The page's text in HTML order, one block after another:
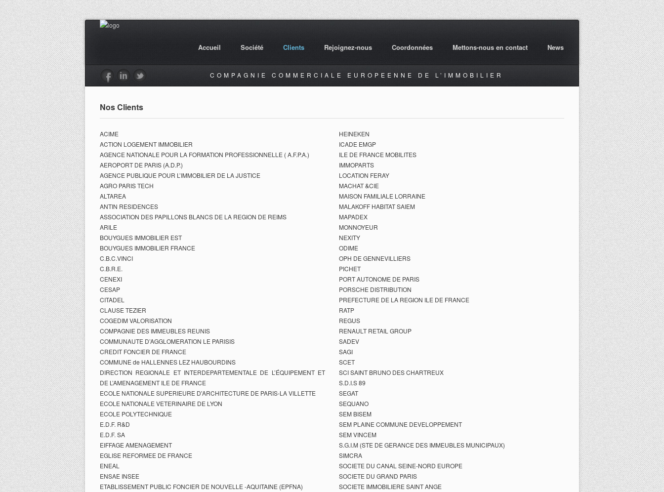
Accueil Société Clients Rejoignez-nous Coordonnées Mettons-nous en contact News
COMPAGNIE COMMERCIALE EUROPEENNE DE L’IMMOBILIER
Nos Clients
ACIME
ACTION LOGEMENT IMMOBILIER
AGENCE NATIONALE POUR LA FORMATION PROFESSIONNELLE ( A.F.P.A.)
AEROPORT DE PARIS (A.D.P.)
AGENCE PUBLIQUE POUR L’IMMOBILIER DE LA JUSTICE
AGRO PARIS TECH
ALTAREA
ANTIN RESIDENCES
ASSOCIATION DES PAPILLONS BLANCS DE LA REGION DE REIMS
ARILE
BOUYGUES IMMOBILIER EST
BOUYGUES IMMOBILIER FRANCE
C.B.C.VINCI
C.B.R.E.
CENEXI
CESAP
CITADEL
CLAUSE TEZIER
COGEDIM VALORISATION
COMPAGNIE DES IMMEUBLES REUNIS
COMMUNAUTE D’AGGLOMERATION LE PARISIS
CREDIT FONCIER DE FRANCE
COMMUNE de HALLENNES LEZ HAUBOURDINS
DIRECTION REGIONALE ET INTERDEPARTEMENTALE DE L’ÉQUIPEMENT ET
DE L’AMENAGEMENT ILE DE FRANCE
ECOLE NATIONALE SUPERIEURE D'ARCHITECTURE DE PARIS-LA VILLETTE
ECOLE NATIONALE VETERINAIRE DE LYON
ECOLE POLYTECHNIQUE
E.D.F. R&D
E.D.F. SA
EIFFAGE AMENAGEMENT
EGLISE REFORMEE DE FRANCE
ENEAL
ENSAE INSEE
ETABLISSEMENT PUBLIC FONCIER DE NOUVELLE -AQUITAINE (EPFNA)
HEINEKEN
ICADE EMGP
ILE DE FRANCE MOBILITES
IMMOPARTS
LOCATION FERAY
MACHAT &CIE
MAISON FAMILIALE LORRAINE
MALAKOFF HABITAT SAIEM
MAPADEX
MONNOYEUR
NEXITY
ODIME
OPH DE GENNEVILLIERS
PICHET
PORT AUTONOME DE PARIS
PORSCHE DISTRIBUTION
PREFECTURE DE LA REGION ILE DE FRANCE
RATP
REGUS
RENAULT RETAIL GROUP
SADEV
SAGI
SCET
SCI SAINT BRUNO DES CHARTREUX
S.D.I.S 89
SEGAT
SEQUANO
SEM BISEM
SEM PLAINE COMMUNE DEVELOPPEMENT
SEM VINCEM
S.G.I.M (STE DE GERANCE DES IMMEUBLES MUNICIPAUX)
SIMCRA
SOCIETE DU CANAL SEINE-NORD EUROPE
SOCIETE DU GRAND PARIS
SOCIETE IMMOBILIERE SAINT ANGE